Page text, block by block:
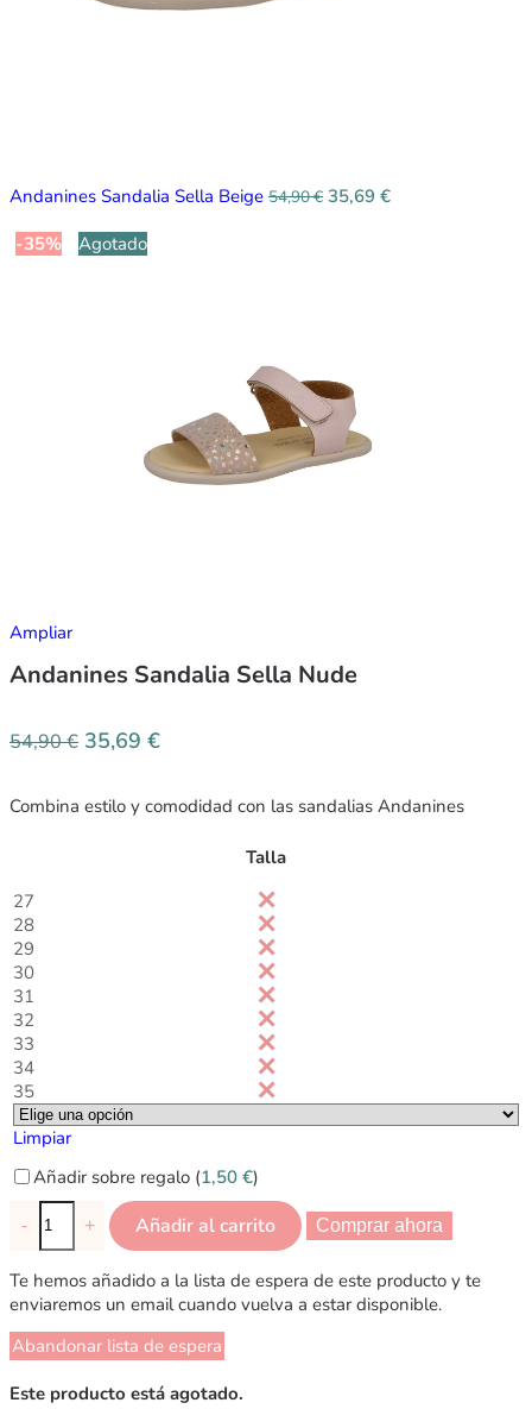
Andanines Sandalia Sella Beige 54,90€ 35,69 €
-35%
Agotado
Ampliar
Andanines Sandalia Sella Nude
54,90€ 35,69 €
Combina estilo y comodidad con las sandalias Andanines
Talla
27
28
29
30
31
32
33
34
35
Limpiar
Añadir sobre regalo (1,50 €)
- + Añadir al carrito Comprar ahora
Te hemos añadido a la lista de espera de este producto y te
enviaremos un email cuando vuelva a estar disponible.
Abandonar lista de espera
Este producto está agotado.